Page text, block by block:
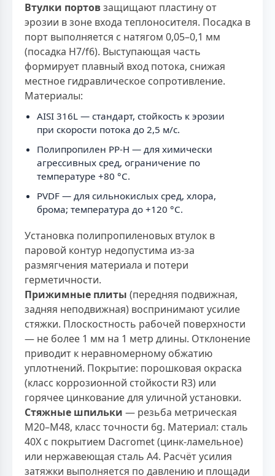
Втулки портовзащищают пластину от
эрозии в зоне входа теплоносителя. Посадка в
порт выполняется с натягом 0,05–0,1 мм
(посадка H7/f6). Выступающая часть
формирует плавный вход потока, снижая
местное гидравлическое сопротивление.
Материалы:
AISI 316L — стандарт, стойкость к эрозии
при скорости потока до 2,5 м/с.
Полипропилен PP-H — для химически
агрессивных сред, ограничение по
температуре +80 °С.
PVDF — для сильнокислых сред, хлора,
брома; температура до +120 °С.
Установка полипропиленовых втулок в
паровой контур недопустима из-за
размягчения материала и потери
герметичности.
Прижимные плиты (передняя подвижная,
задняя неподвижная) воспринимают усилие
стяжки. Плоскостность рабочей поверхности
— не более 1 мм на 1 метр длины. Отклонение
приводит к неравномерному обжатию
уплотнений. Покрытие: порошковая окраска
(класс коррозионной стойкости R3) или
горячее цинкование для уличной установки.
Стяжные шпильки — резьба метрическая
M20–M48, класс точности 6g. Материал: сталь
40Х с покрытием Dacromet (цинк-ламельное)
или нержавеющая сталь A4. Расчёт усилия
затяжки выполняется по давлению и площади